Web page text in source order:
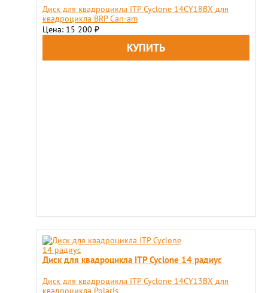
Диск для квадроцикла ITP Cyclone 14CY18BX для
квадроцикла BRP Can-am
Цена: 15 200 ₽
Диск для квадроцикла ITP Cyclone 14 радиус
Диск для квадроцикла ITP Cyclone 14CY13BX для
квадроцикла Polaris